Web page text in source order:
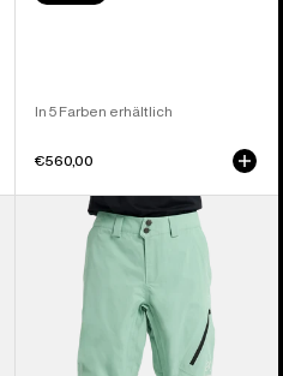
In 5 Farben erhältlich
€560,00
GORE‑TEX